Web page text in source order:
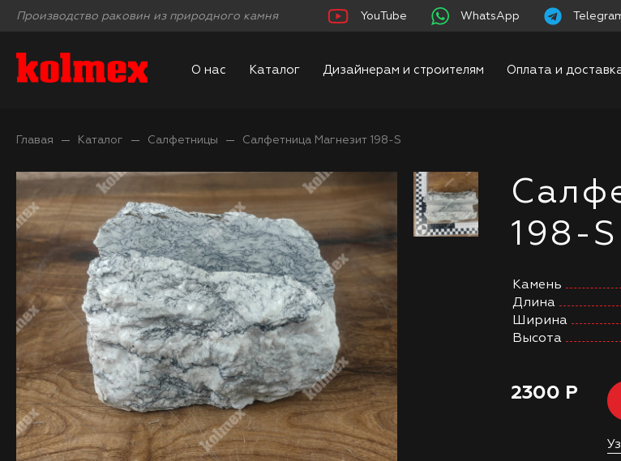
Производство раковин из природного камня YouTube WhatsApp
О нас Каталог Дизайнерам и строителям Оплата и
Главая Каталог Салфетницы Салфетница Магнезит 198-S
198-S
Камень
Длина
Ширина
Высота
2300 Р